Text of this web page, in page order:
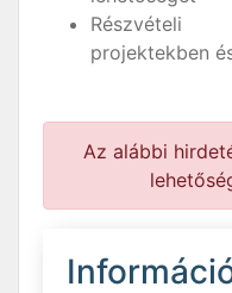
Részvételi
projektekben
Az alábbi